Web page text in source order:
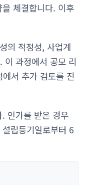
체결합니다. 이후
의 적정성, 사업계
이 과정에서 공모 리
서 추가 검토를 진
인가를 받은 경우
립등기일로부터 6